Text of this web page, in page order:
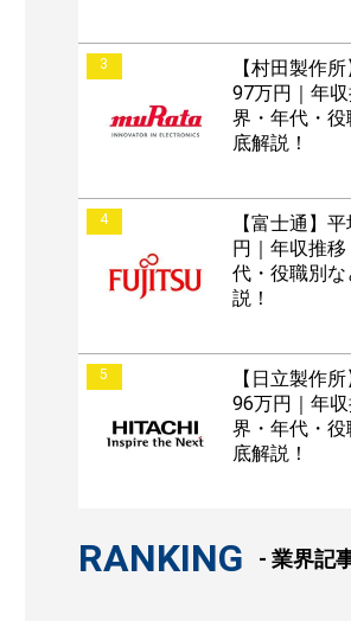
3
【村田製作
97万円｜年
界・年代・
底解説！
4
【富士通】
円｜年収推
代・役職別
説！
5
【日立製作
96万円｜年
界・年代・
底解説！
RANKING - 業界記